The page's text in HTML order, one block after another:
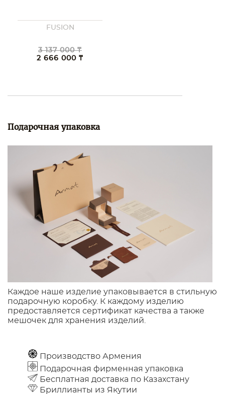
FUSION
3 137 000 ₸
2 666 000 ₸
Подарочная упаковка
Каждое наше изделие упаковывается в стильную
подарочную коробку. К каждому изделию
предоставляется сертификат качества а также
мешочек для хранения изделий.
Производство Армения
Подарочная фирменная упаковка
Бесплатная доставка по Казахстану
Бриллианты из Якутии